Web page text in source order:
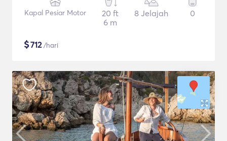
Kapal Pesiar Motor
20 ft
6 m
8 Jelajah 0
$712/hari